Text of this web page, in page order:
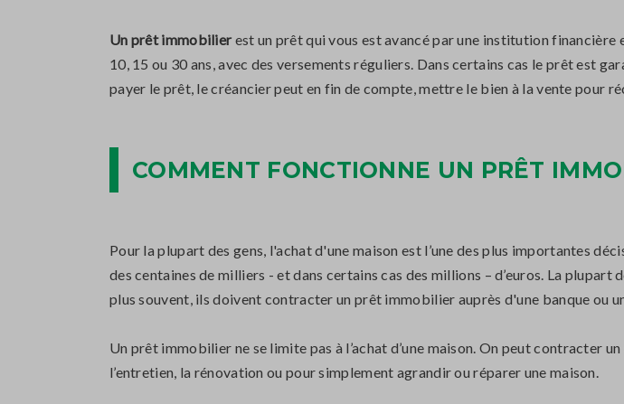
Un prêt immobilier est un prêt qui vous est avancé par une institution financière
10, 15 ou 30 ans, avec des versements réguliers. Dans certains cas le prêt est
payer le prêt, le créancier peut en fin de compte, mettre le bien à la vente pour
COMMENT FONCTIONNE UN PRÊT
Pour la plupart des gens, l'achat d'une maison est l’une des plus importantes
des centaines de milliers - et dans certains cas des millions – d’euros. La
plus souvent, ils doivent contracter un prêt immobilier auprès d'une banque ou
Un prêt immobilier ne se limite pas à l’achat d’une maison. On peut contracter
l’entretien, la rénovation ou pour simplement agrandir ou réparer une maison.